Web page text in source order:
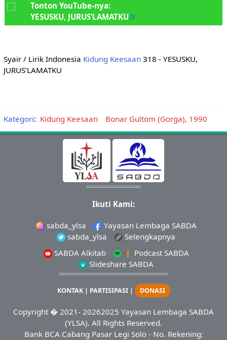
Tonton YouTube-nya:
YESUSKU, JURUS’LAMATKU
Syair / Lirik Indonesia Kidung Keesaan318 - YESUSKU,
JURUS’LAMATKU
Kategori: Kidung Keesaan Bonar Gultom (Gorga), 1990
Ikuti Kami:
sabda_ylsa
Yayasan Lembaga SABDA
sabda_ylsa
Selengkapnya
SABDA Alkitab
Podcast SABDA
Slideshare SABDA
KONTAK| PARTISIPASI| DONASI
Copyright � 2021- 20262025 Yayasan Lembaga SABDA
(YLSA). All Rights Reserved.
Bank BCA Cabang Pasar Legi Solo - No. Rekening: